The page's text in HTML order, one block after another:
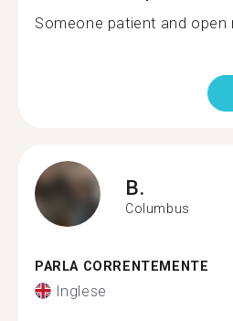
Someone patient and open
B.
Columbus
PARLA CORRENTEMENTE
Inglese